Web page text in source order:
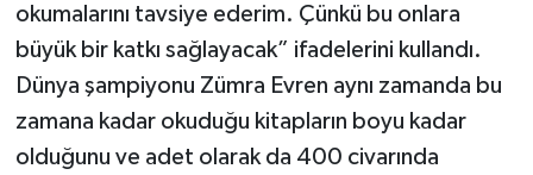
okumalarını tavsiye ederim. Çünkü bu onlara
büyük bir katkı sağlayacak” ifadelerini kullandı.
Dünya şampiyonu Zümra Evren aynı zamanda bu
zamana kadar okuduğu kitapların boyu kadar
olduğunu ve adet olarak da 400 civarında